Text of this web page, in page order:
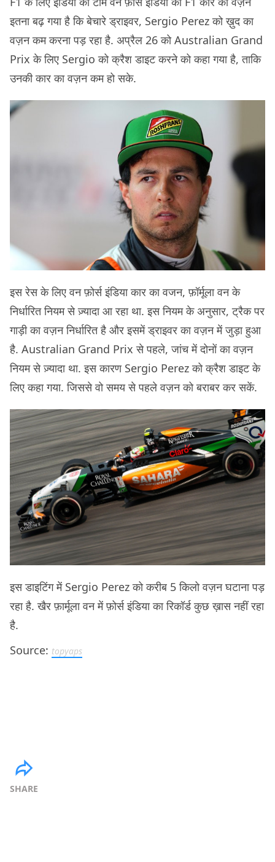
इतना बढ़ गया है कि बेचारे ड्राइवर, Sergio Perez को ख़ुद का
वज़न कम करना पड़ रहा है. अप्रैल 26 को Australian Grand
Prix के लिए Sergio को क्रैश डाइट करने को कहा गया है, ताकि
उनकी कार का वज़न कम हो सके.
इस रेस के लिए वन फ़ोर्स इंडिया कार का वजन, फ़ॉर्मूला वन के
निर्धारित नियम से ज़्यादा आ रहा था. इस नियम के अनुसार, ट्रैक पर
गाड़ी का वज़न निर्धारित है और इसमें ड्राइवर का वज़न में जुड़ा हुआ
है. Australian Grand Prix से पहले, जांच में दोनों का वज़न
नियम से ज़्यादा था. इस कारण Sergio Perez को क्रैश डाइट के
लिए कहा गया. जिससे वो समय से पहले वज़न को बराबर कर सकें.
इस डाइटिंग में Sergio Perez को करीब 5 किलो वज़न घटाना पड़
रहा है. खैर फ़ार्मूला वन में फ़ोर्स इंडिया का रिकॉर्ड कुछ ख़ास नहीं रहा
है.
Source: topyaps
SHARE